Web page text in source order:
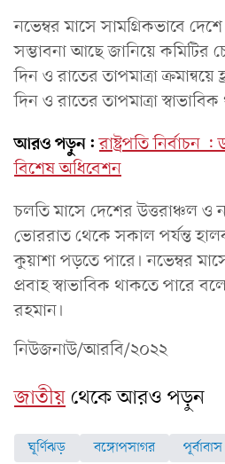
নভেম্বর মাসে সামগ্রিকভাবে দেশে
সম্ভাবনা আছে জানিয়ে কমিটির
দিন ও রাতের তাপমাত্রা
দিন ও রাতের তাপমাত্রা
আরও পড়ুন: রাষ্ট্রপতি
বিশেষ অধিবেশন
চলতি মাসে দেশের উত্তরাঞ্চল ও
ভোররাত থেকে সকাল পর্যন্ত
কুয়াশা পড়তে পারে। নভেম্বর
প্রবাহ স্বাভাবিক থাকতে পারে
রহমান।
নিউজনাউ/আরবি/২০২২
জাতীয়থেকে আরও পড়ুন
ঘূর্ণিঝড় বঙ্গোপসাগর পূর্বাবাস